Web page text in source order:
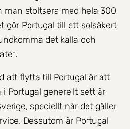
man stoltsera med hela 300
gör Portugal till ett solsäkert
det kalla och
att flytta till Portugal är att
i Portugal generellt sett är
speciellt när det gäller
Dessutom är Portugal